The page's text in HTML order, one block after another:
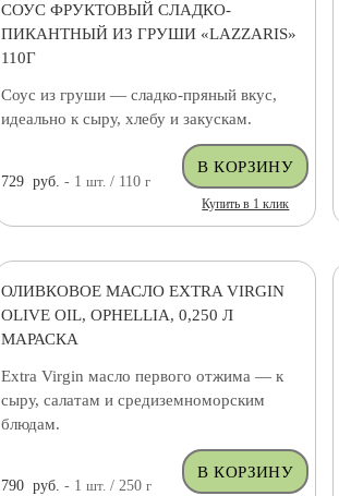
СОУС ФРУКТОВЫЙ СЛАДКО-
ПИКАНТНЫЙ ИЗ ГРУШИ «LAZZARIS»
110Г
Соус из груши — сладко-пряный вкус,
идеально к сыру, хлебу и закускам.
729 руб. - 1 шт. / 110 г
Купить в 1 клик
ОЛИВКОВОЕ МАСЛО EXTRA VIRGIN
OLIVE OIL, OPHELLIA, 0,250 Л
МАРАСКА
Extra Virgin масло первого отжима — к
сыру, салатам и средиземноморским
блюдам.
790 руб. - 1 шт./ 250 г